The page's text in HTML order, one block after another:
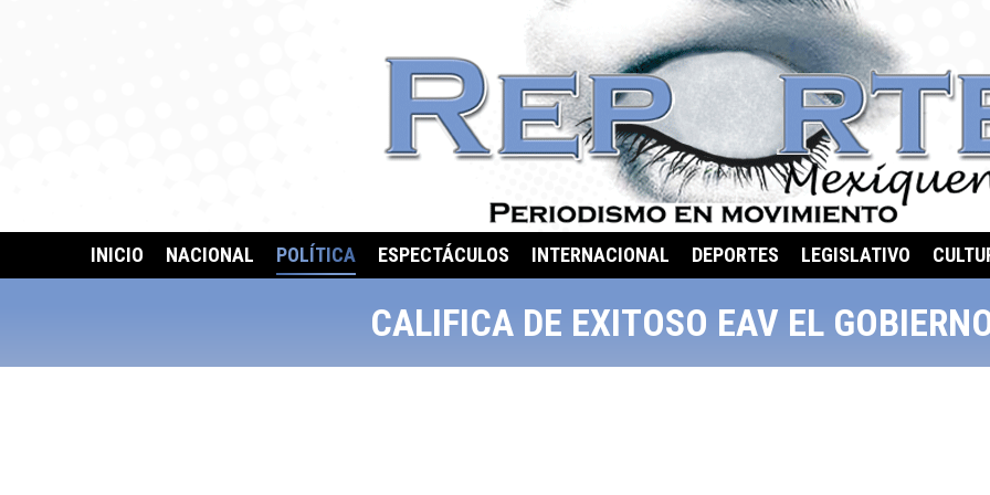
INICIO NACIONAL POLÍTICA ESPECTÁCULOS INTERNACIONAL DEPORTES LEGISLATIVO
CALIFICA DE EXITOSO EAV EL